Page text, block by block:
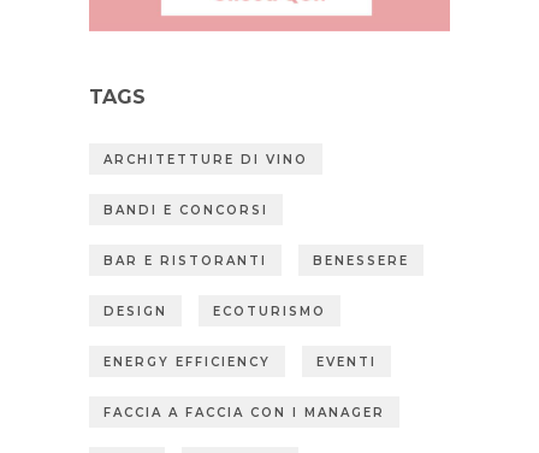
TAGS
ARCHITETTURE DI VINO
BANDI E CONCORSI
BAR E RISTORANTI BENESSERE
DESIGN ECOTURISMO
ENERGY EFFICIENCY EVENTI
FACCIA A FACCIA CON I MANAGER